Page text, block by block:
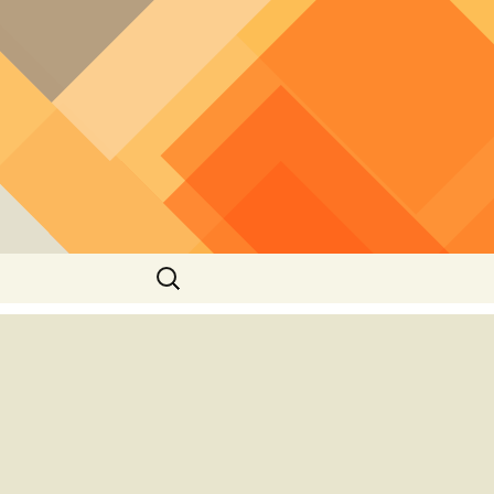
חיפוש: